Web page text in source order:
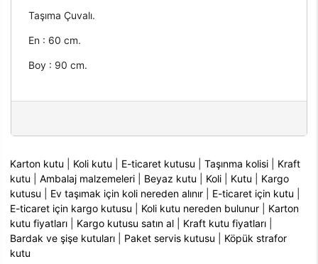
Taşıma Çuvalı.
En : 60 cm.
Boy : 90 cm.
Karton kutu Koli kutu E-ticaret kutusu |Taşınma kolisi
Kraft
kutu |Ambalaj malzemeleri Beyaz kutu Koli Kutu
Kargo
kutusu
Ev taşımak için koli nereden alınır E-ticaret için kutu
E-ticaret için kargo kutusu
Koli kutu nereden bulunur
Karton
kutu fiyatları
Kargo kutusu satın al Kraft kutu fiyatları
Bardak ve şişe kutuları
Paket servis kutusu
Köpük strafor
kutu